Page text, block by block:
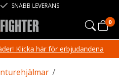
SNABB LEVERANS
0
Klicka här för erbjudandena
/